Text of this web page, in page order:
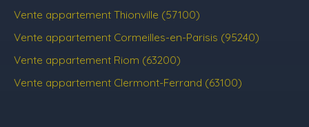
Vente appartement Thionville (57100)
Vente appartement Cormeilles-en-Parisis (95240)
Vente appartement Riom (63200)
Vente appartement Clermont-Ferrand (63100)